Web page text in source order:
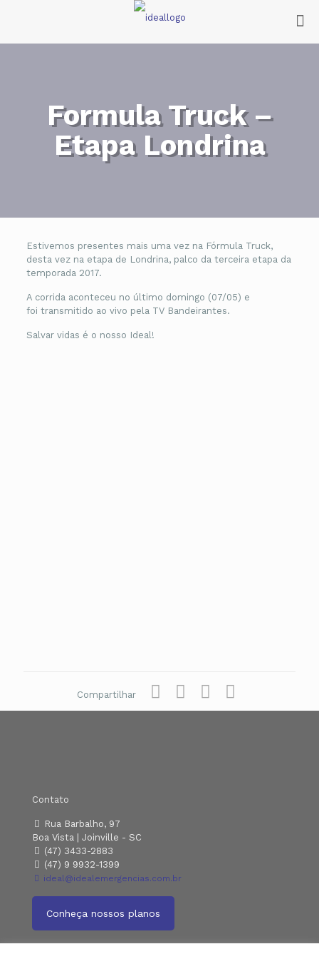
Formula Truck –
Etapa Londrina
Estivemos presentes mais uma vez na Fórmula Truck,
desta vez na etapa de Londrina, palco da terceira etapa da
temporada 2017.
A corrida aconteceu no último domingo (07/05) e
foi transmitido ao vivo pela TV Bandeirantes.
Salvar vidas é o nosso Ideal!
Compartilhar
Contato
Rua Barbalho, 97
Boa Vista | Joinville - SC
(47) 3433-2883
(47) 9 9932-1399
ideal@idealemergencias.com.br
Conheça nossos planos